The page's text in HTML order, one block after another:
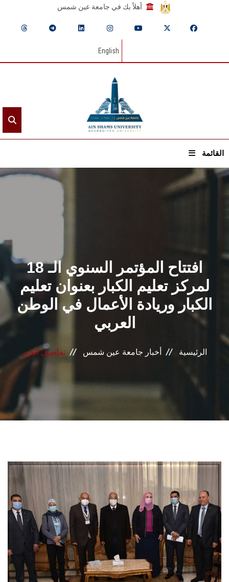
أهلاً بك في جامعة عين شمس
English
القائمة
القطاعـات
الشئون الأكاديمية
البحث العلمي
الرعاية الصحية
المراكز والوحدات
الأنظمة الذكية
الإعلام
الطلاب
هيئة التدريس
الدراسات العليا
الخريجين
الموظفون
افتتاح المؤتمر السنوي الـ 18
لمركز تعليم الكبار بعنوان تعليم
الكبار وريادة الأعمال في الوطن
العربي
الرئيسية أخبار جامعة عين شمس تفاصيل الخبر